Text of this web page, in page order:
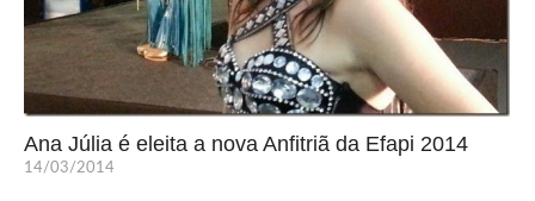
Ana Júlia é eleita a nova Anfitriã da Efapi 2014
14/03/2014